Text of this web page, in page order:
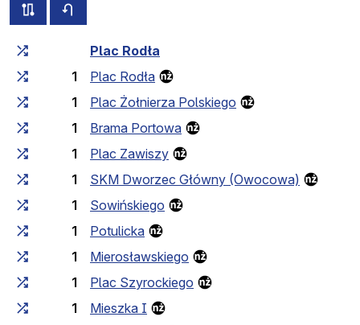
alle Strecken dieser Linie
Fahrtzeit zunehmend
Plac Rodła
1
Plac Rodła
1
Plac Żołnierza Polskiego
1
Brama Portowa
1
Plac Zawiszy
1
SKM Dworzec Główny (Owocowa)
1
Sowińskiego
1
Potulicka
1
Mierosławskiego
1
Plac Szyrockiego
1
Mieszka I